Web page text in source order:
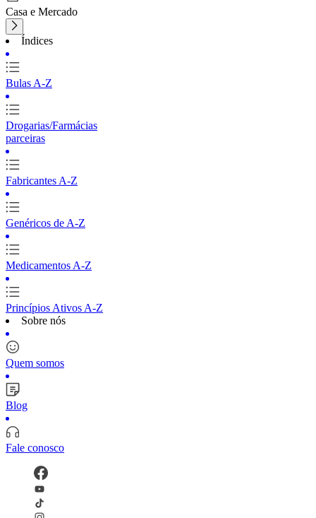
Casa e Mercado
Índices
Bulas A-Z
Drogarias/Farmácias
parceiras
Fabricantes A-Z
Genéricos de A-Z
Medicamentos A-Z
Princípios Ativos A-Z
Sobre nós
Quem somos
Blog
Fale conosco